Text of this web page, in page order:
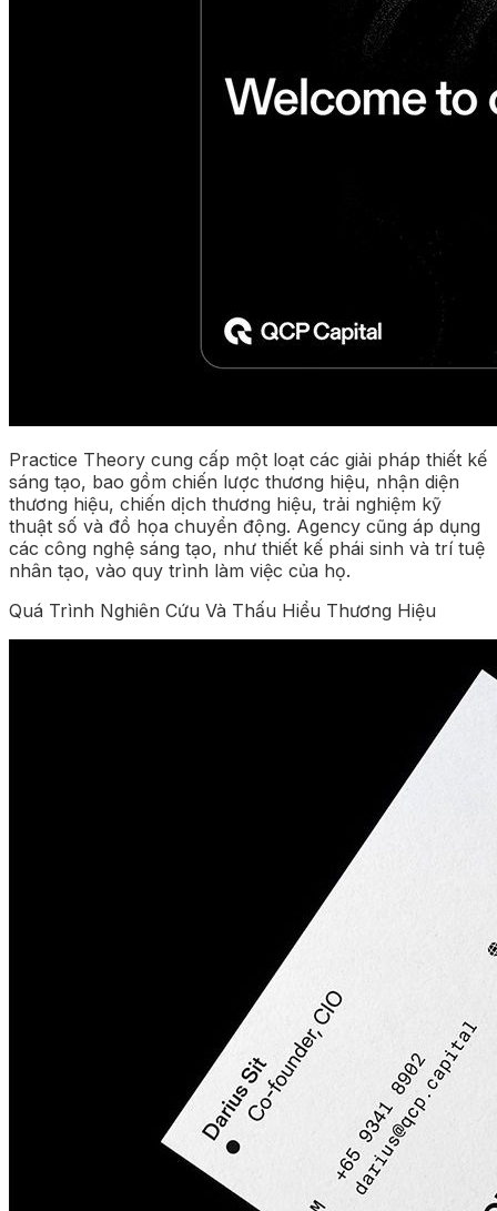
Practice Theory cung cấp một loạt các giải pháp thiết kế
sáng tạo, bao gồm chiến lược thương hiệu, nhận diện
thương hiệu, chiến dịch thương hiệu, trải nghiệm kỹ
thuật số và đồ họa chuyển động. Agency cũng áp dụng
các công nghệ sáng tạo, như thiết kế phái sinh và trí tuệ
nhân tạo, vào quy trình làm việc của họ.
Quá Trình Nghiên Cứu Và Thấu Hiểu Thương Hiệu